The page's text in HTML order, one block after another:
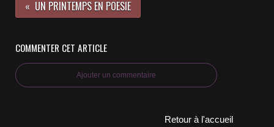
UN PRINTEMPS EN POESIE
COMMENTER CET ARTICLE
Ajouter un commentaire
Retour à l'accueil